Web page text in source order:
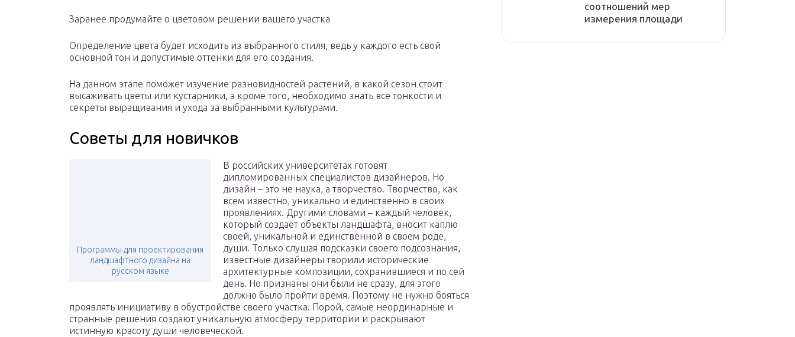
Заранее продумайте о цветовом решении вашего участка
Определение цвета будет исходить из выбранного стиля, ведь у каждого есть свой
основной тон и допустимые оттенки для его создания.
На данном этапе поможет изучение разновидностей растений, в какой сезон стоит
высаживать цветы или кустарники, а кроме того, необходимо знать все тонкости и
секреты выращивания и ухода за выбранными культурами.
Советы для новичков
Программы для проектирования
ландшафтного дизайна на
русском языке
В российских университетах готовят
дипломированных специалистов дизайнеров. Но
дизайн – это не наука, а творчество. Творчество, как
всем известно, уникально и единственно в своих
проявлениях. Другими словами – каждый человек,
который создает объекты ландшафта, вносит каплю
своей, уникальной и единственной в своем роде,
души. Только слушая подсказки своего подсознания,
известные дизайнеры творили исторические
архитектурные композиции, сохранившиеся и по сей
день. Но признаны они были не сразу, для этого
должно было пройти время. Поэтому не нужно бояться
проявлять инициативу в обустройстве своего участка. Порой, самые неординарные и
странные решения создают уникальную атмосферу территории и раскрывают
истинную красоту души человеческой.
соотношений мер
измерения площади